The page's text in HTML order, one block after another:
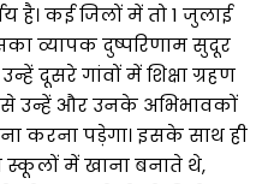
है। कई जिलों में तो 1 जुलाई
व्यापक दुष्परिणाम सुदूर
दूसरे गांवों में शिक्षा ग्रहण
उन्हें और उनके अभिभावकों
करना पड़ेगा। इसके साथ ही
स्कूलों में खाना बनाते थे,